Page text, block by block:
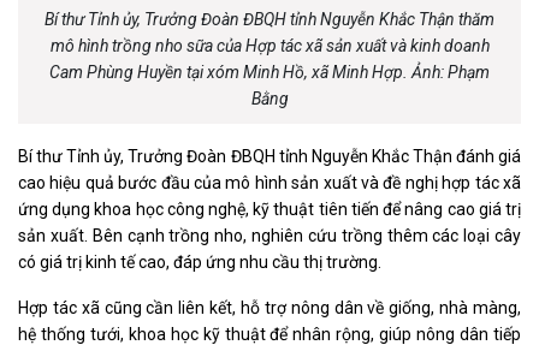
Bí thư Tỉnh ủy, Trưởng Đoàn ĐBQH tỉnh Nguyễn Khắc Thận thăm
mô hình trồng nho sữa của Hợp tác xã sản xuất và kinh doanh
Cam Phùng Huyền tại xóm Minh Hồ, xã Minh Hợp. Ảnh: Phạm
Bằng
Bí thư Tỉnh ủy, Trưởng Đoàn ĐBQH tỉnh Nguyễn Khắc Thận đánh giá
cao hiệu quả bước đầu của mô hình sản xuất và đề nghị hợp tác xã
ứng dụng khoa học công nghệ, kỹ thuật tiên tiến để nâng cao giá trị
sản xuất. Bên cạnh trồng nho, nghiên cứu trồng thêm các loại cây
có giá trị kinh tế cao, đáp ứng nhu cầu thị trường.
Hợp tác xã cũng cần liên kết, hỗ trợ nông dân về giống, nhà màng,
hệ thống tưới, khoa học kỹ thuật để nhân rộng, giúp nông dân tiếp